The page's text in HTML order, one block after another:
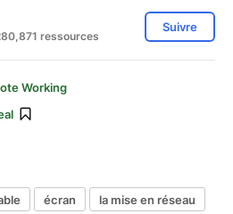
ressources
Suivre
Working
écran
la mise en réseau